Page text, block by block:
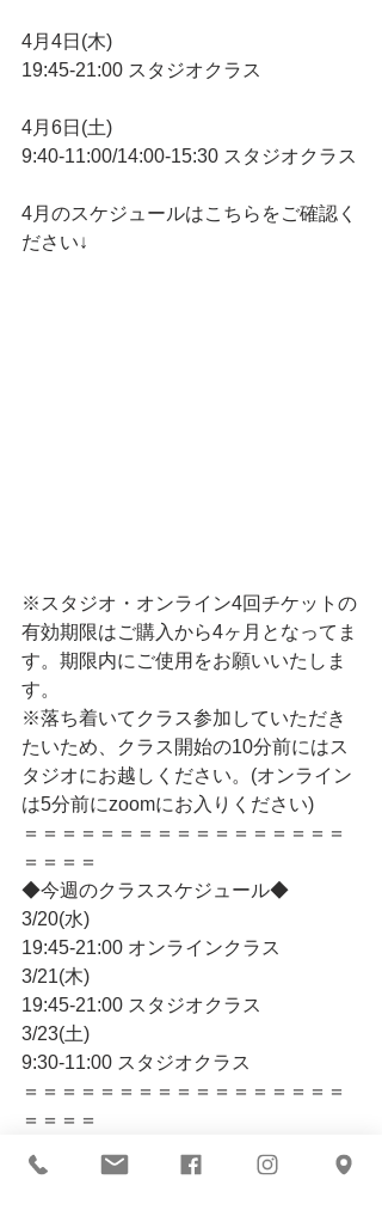
4月4日(木)
19:45-21:00 スタジオクラス
4月6日(土)
9:40-11:00/14:00-15:30 スタジオクラス
4月のスケジュールはこちらをご確認く
ださい↓
※スタジオ・オンライン4回チケットの
有効期限はご購入から4ヶ月となってま
す。期限内にご使用をお願いいたしま
す。
※落ち着いてクラス参加していただき
たいため、クラス開始の10分前にはス
タジオにお越しください。(オンライン
は5分前にzoomにお入りください)
＝＝＝＝＝＝＝＝＝＝＝＝＝＝＝＝＝
＝＝＝＝
◆今週のクラススケジュール◆
3/20(水)
19:45-21:00 オンラインクラス
3/21(木)
19:45-21:00 スタジオクラス
3/23(土)
9:30-11:00 スタジオクラス
＝＝＝＝＝＝＝＝＝＝＝＝＝＝＝＝＝
＝＝＝＝
ルご注意ください】